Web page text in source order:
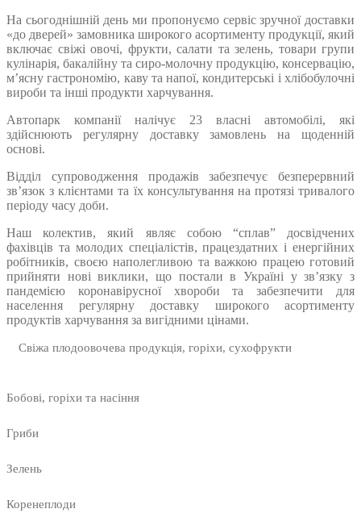
На сьогоднішній день ми пропонуємо сервіс зручної доставки
«до дверей» замовника широкого асортименту продукції, який
включає свіжі овочі, фрукти, салати та зелень, товари групи
кулінарія, бакалійну та сиро-молочну продукцію, консервацію,
м’ясну гастрономію, каву та напої, кондитерські і хлібобулочні
вироби та інші продукти харчування.
Автопарк компанії налічує 23 власні автомобілі, які
здійснюють регулярну доставку замовлень на щоденній
основі.
Відділ супроводження продажів забезпечує безперервний
зв’язок з клієнтами та їх консультування на протязі тривалого
періоду часу доби.
Наш колектив, який являє собою “сплав” досвідчених
фахівців та молодих спеціалістів, працездатних і енергійних
робітників, своєю наполегливою та важкою працею готовий
прийняти нові виклики, що постали в Україні у зв’язку з
пандемією коронавірусної хвороби та забезпечити для
населення регулярну доставку широкого асортименту
продуктів харчування за вигідними цінами.
Свіжа плодоовочева продукція, горіхи, сухофрукти
Бобові, горіхи та насіння
Гриби
Зелень
Коренеплоди